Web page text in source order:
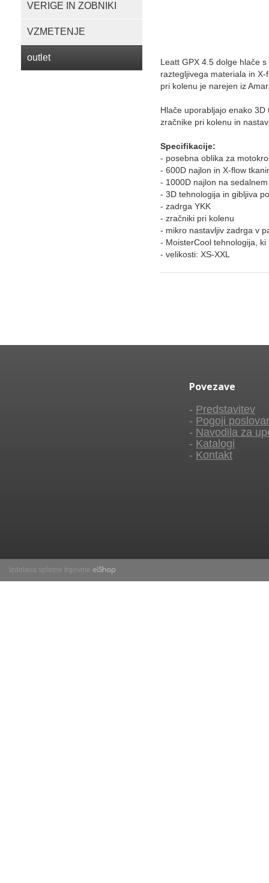
VERIGE IN ZOBNIKI
VZMETENJE
outlet
Leatt GPX 4.5 dolge hlače
raztegljivega materiala in
pri kolenu je narejen iz
Hlače uporabljajo enako
zračnike pri kolenu in
Specifikacije:
- posebna oblika za
- 600D najlon in X-flow
- 1000D najlon na
- 3D tehnologija in gibljiva
- zadrga YKK
- zračniki pri kolenu
- mikro nastavljiv zadrga v
- MoisterCool tehnologija, ki
- velikosti: XS-XXL
Povezave
- Predstavitev
- Pogoji
- Navodila za
- Katalogi
- Kontakt
Izdelava spletne trgovine